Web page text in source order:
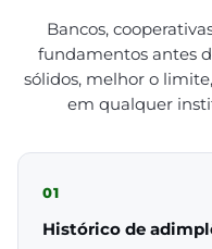
Bancos,
fundamentos antes
sólidos, melhor o
em qualquer
01
Histórico de